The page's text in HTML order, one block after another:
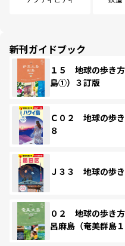
新刊ガイドブック
１５ 地球の歩き
島①）３訂版
Ｃ０２ 地球の歩
８
Ｊ３３ 地球の歩
０２ 地球の歩
呂麻島（奄美群島